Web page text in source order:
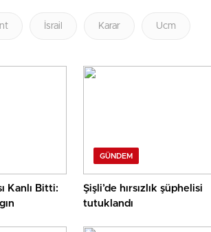
İsrail Karar Ucm
Kanlı Bitti:
GÜNDEM
Şişli’de hırsızlık şüphelisi
tutuklandı